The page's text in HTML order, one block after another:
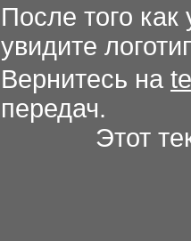
После того
увидите
Вернитесь на
передач.
Этот